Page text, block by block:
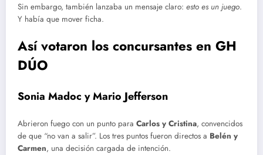
Sin embargo, también lanzaba un mensaje claro: esto es un juego.
Y había que mover ficha.
Así votaron los concursantes en GH
DÚO
Sonia Madoc y Mario Jefferson
Abrieron fuego con un punto para Carlos y Cristina, convencidos
de que “no van a salir”. Los tres puntos fueron directos a Belén y
Carmen, una decisión cargada de intención.